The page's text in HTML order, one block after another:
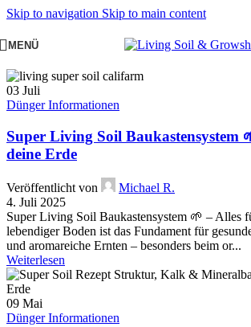
Skip to navigation Skip to main content
MENÜ
03 Juli
Dünger Informationen
Super Living Soil Baukastensystem
deine Erde
Veröffentlicht von
Michael R.
4. Juli 2025
Super Living Soil Baukastensystem 🌱 – Alles
lebendiger Boden ist das Fundament für
und aromareiche Ernten – besonders beim or...
Weiterlesen
09 Mai
Dünger Informationen